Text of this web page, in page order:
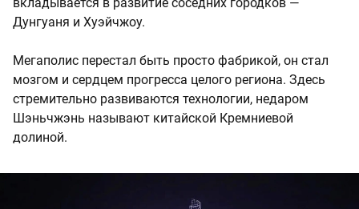
Дунгуаня и Хуэйчжоу.
Мегаполис перестал быть просто фабрикой, он стал
мозгом и сердцем прогресса целого региона. Здесь
стремительно развиваются технологии, недаром
Шэньчжэнь называют китайской Кремниевой
долиной.